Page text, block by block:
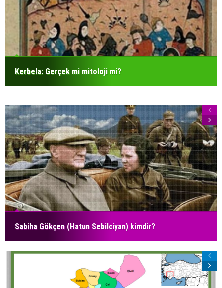
Kerbela: Gerçek mi mitoloji mi?
Sabiha Gökçen (Hatun Sebilciyan) kimdir?